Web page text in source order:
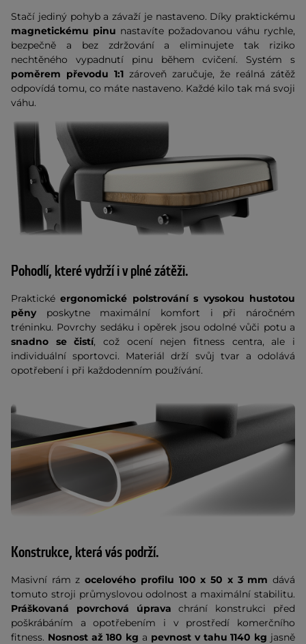
Stačí jediný pohyb a závaží je nastaveno. Díky praktickému
magnetickému pinu nastavíte požadovanou váhu rychle,
bezpečně a bez zdržování a eliminujete tak riziko
nechtěného vypadnutí pinu během cvičení. Systém s
poměrem převodu 1:1 zároveň zaručuje, že reálná zátěž
odpovídá tomu, co máte nastaveno. Každé kilo tak má svoji
váhu.
Pohodlí, které vydrží i v plné zátěži.
Praktické ergonomické polstrování s vysokou hustotou
pěnyposkytne maximální komfort i při náročném
tréninku. Povrchy sedáku i opěrek jsou odolné vůči potu a
snadno se čistí, což ocení nejen fitness centra, ale i
individuální sportovci. Materiál drží svůj tvar a odolává
opotřebení i při každodenním používání.
Konstrukce, která vás podrží.
Masivní rám zocelového profilu 100 x 50 x 3 mm dává
tomuto stroji průmyslovou odolnost a maximální stabilitu.
Práškovaná povrchová úprava chrání konstrukci před
poškrábáním a opotřebením i v prostředí komerčního
fitness. Nosnost až 180 kg a pevnost v tahu 1140 kg jasně